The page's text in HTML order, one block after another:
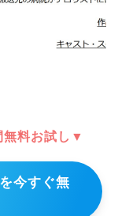
料お試し▼
今すぐ無